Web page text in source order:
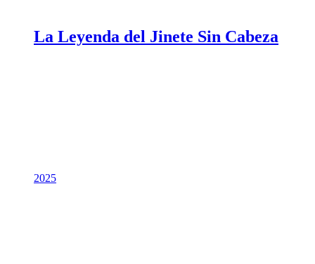
La Leyenda del Jinete Sin Cabeza
2025